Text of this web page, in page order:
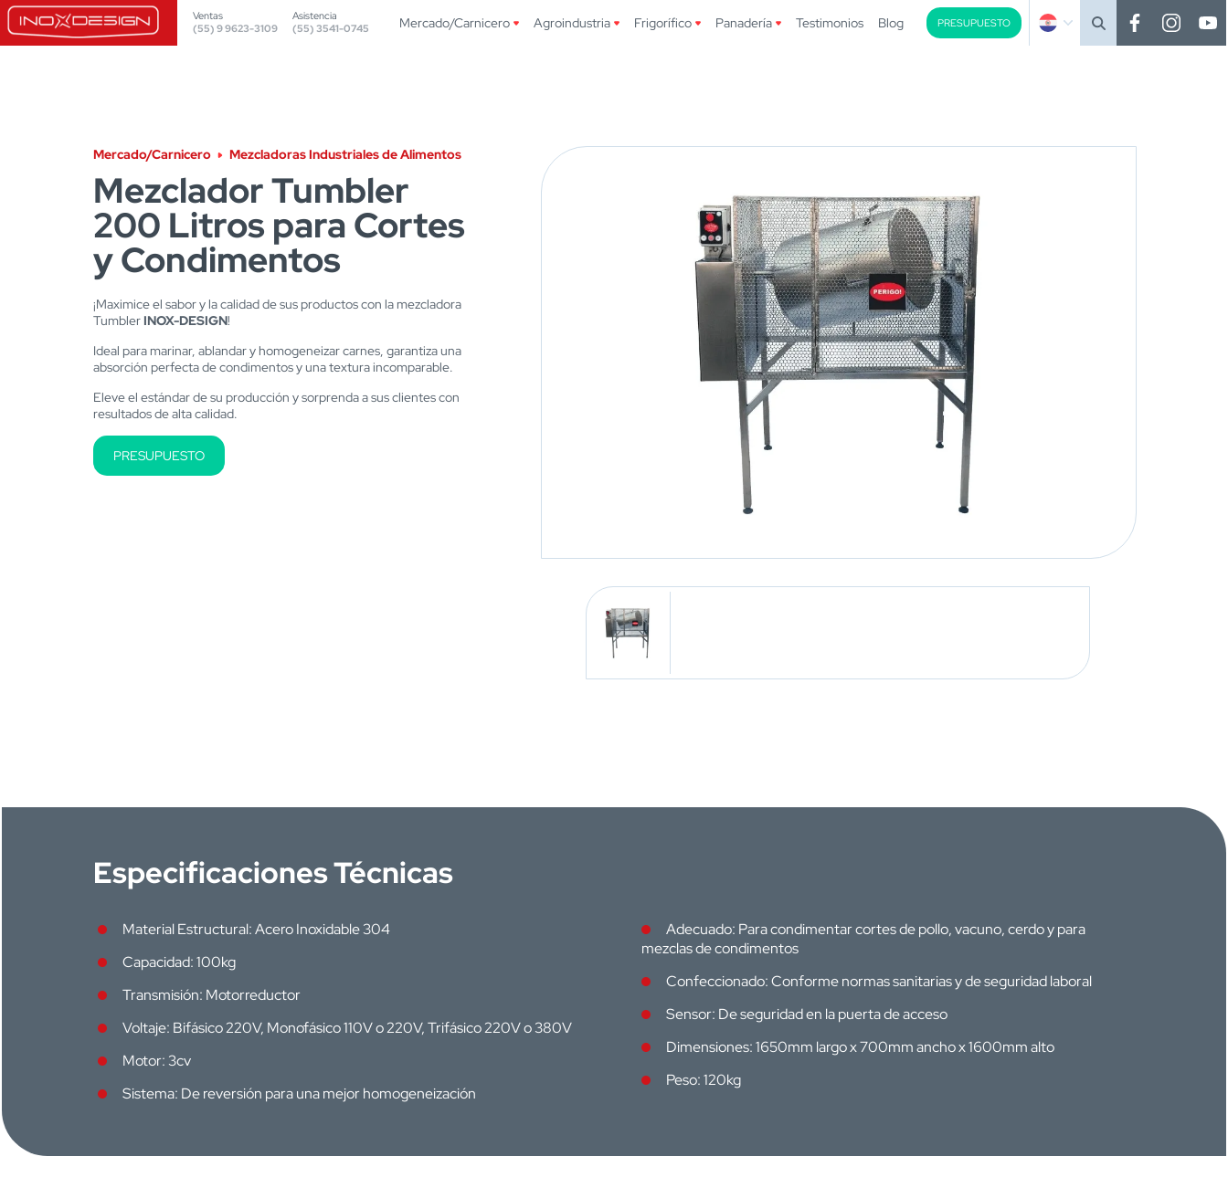
Ventas
(55) 9 9623-3109
Asistencia
(55) 3541-0745
Mercado/Carnicero Agroindustria Frigorífico Panadería Testimonios Blog PRESUPUESTO
Mercado/Carnicero Mezcladoras Industriales de Alimentos
Mezclador Tumbler
200 Litros para Cortes
y Condimentos
¡Maximice el sabor y la calidad de sus productos con la mezcladora
Tumbler INOX-DESIGN!
Ideal para marinar, ablandar y homogeneizar carnes, garantiza una
absorción perfecta de condimentos y una textura incomparable.
Eleve el estándar de su producción y sorprenda a sus clientes con
resultados de alta calidad.
PRESUPUESTO
Especificaciones Técnicas
Material Estructural: Acero Inoxidable 304
Capacidad: 100kg
Transmisión: Motorreductor
Voltaje: Bifásico 220V, Monofásico 110V o 220V, Trifásico 220V o 380V
Motor: 3cv
Sistema: De reversión para una mejor homogeneización
Adecuado: Para condimentar cortes de pollo, vacuno, cerdo y para
mezclas de condimentos
Confeccionado: Conforme normas sanitarias y de seguridad laboral
Sensor: De seguridad en la puerta de acceso
Dimensiones: 1650mm largo x 700mm ancho x 1600mm alto
Peso: 120kg